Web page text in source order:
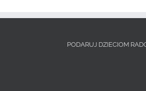
PODARUJ DZIECIOM